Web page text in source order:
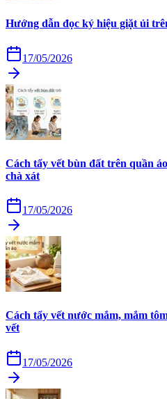
Hướng dẫn đọc ký hiệu giặt ủi
17/05/2026
Cách tẩy vết bùn đất trên quần
chà xát
17/05/2026
Cách tẩy vết nước mắm, mắm
vết
17/05/2026